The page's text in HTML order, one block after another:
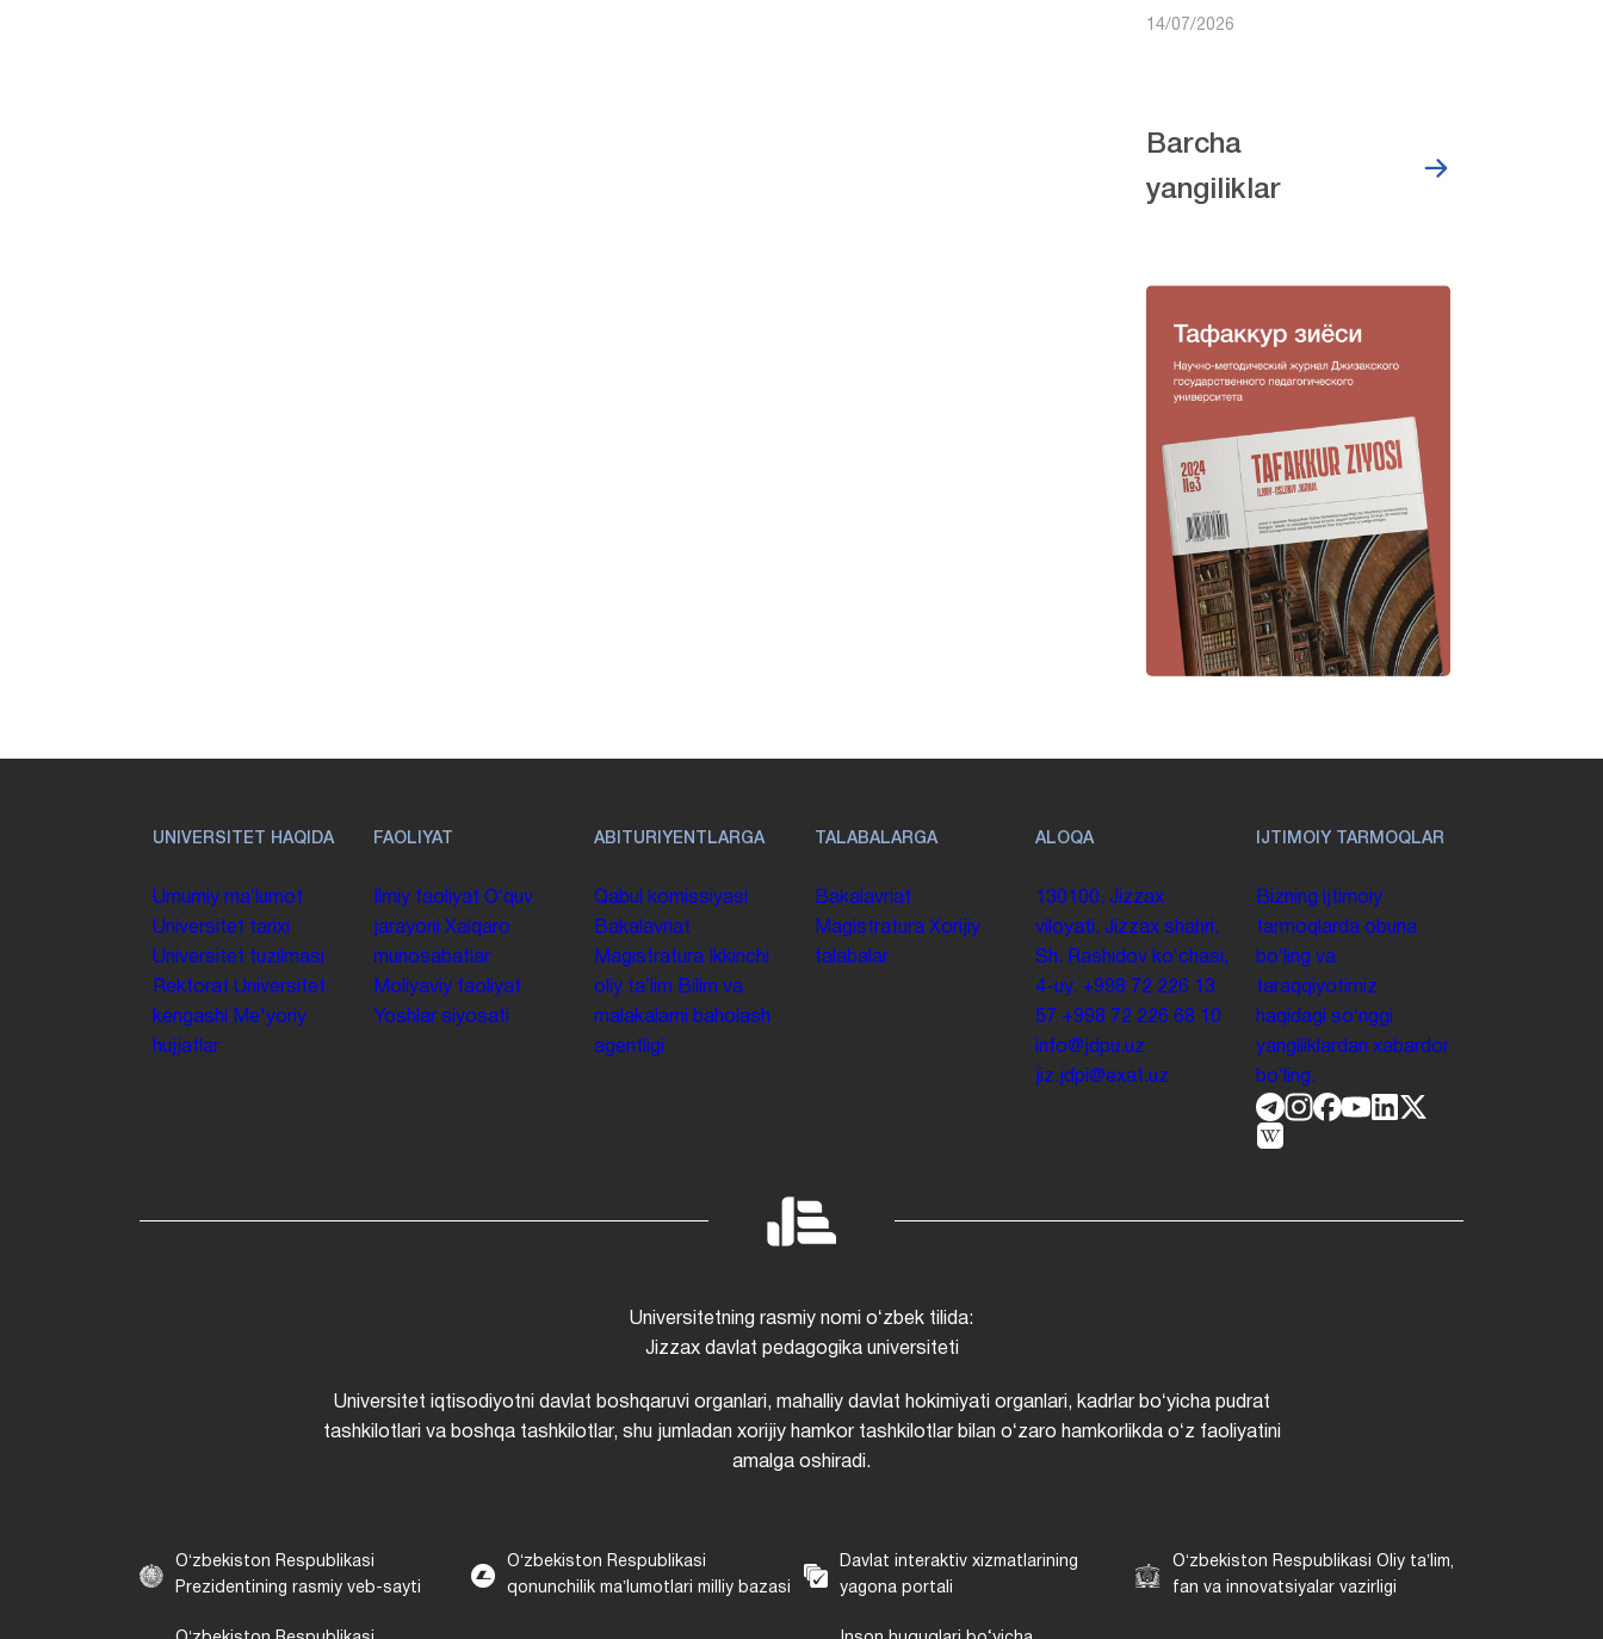
14/07/2026
Barcha
yangiliklar
UNIVERSITET HAQIDA
Umumiy maʼlumot
Universitet tarixi
Universitet tuzilmasi
Rektorat Universitet
kengashi
Me'yoriy
hujjatlar
FAOLIYAT
Ilmiy faoliyat Oʻquv
jarayoni Xalqaro
munosabatlar
Moliyaviy faoliyat
Yoshlar siyosati
ABITURIYENTLARGA
Qabul komissiyasi
Bakalavriat
Magistratura
Ikkinchi
oliy taʼlim Bilim va
malakalarni baholash
agentligi
TALABALARGA
Bakalavriat
Magistratura Xorijiy
talabalar
ALOQA
130100. Jizzax
viloyati, Jizzax shahri,
Sh. Rashidov koʻchasi,
4-uy. +998 72 226 13
57 +998 72 226 68 10
info@jdpu.uz
jiz.jdpi@exat.uz
IJTIMOIY TARMOQLAR
Bizning ijtimoiy
tarmoqlarda obuna
boʻling va
taraqqiyotimiz
haqidagi soʻnggi
yangiliklardan xabardor
boʻling.
Universitetning rasmiy nomi oʻzbek tilida:
Jizzax davlat pedagogika universiteti
Universitet iqtisodiyotni davlat boshqaruvi organlari, mahalliy davlat hokimiyati organlari, kadrlar boʻyicha pudrat
tashkilotlari va boshqa tashkilotlar, shu jumladan xorijiy hamkor tashkilotlar bilan oʻzaro hamkorlikda oʻz faoliyatini
amalga oshiradi.
Oʻzbekiston Respublikasi
Prezidentining rasmiy veb-sayti
Oʻzbekiston Respublikasi
qonunchilik maʼlumotlari milliy bazasi
Davlat interaktiv xizmatlarining
yagona portali
Oʻzbekiston Respublikasi Oliy taʼlim,
fan va innovatsiyalar vazirligi